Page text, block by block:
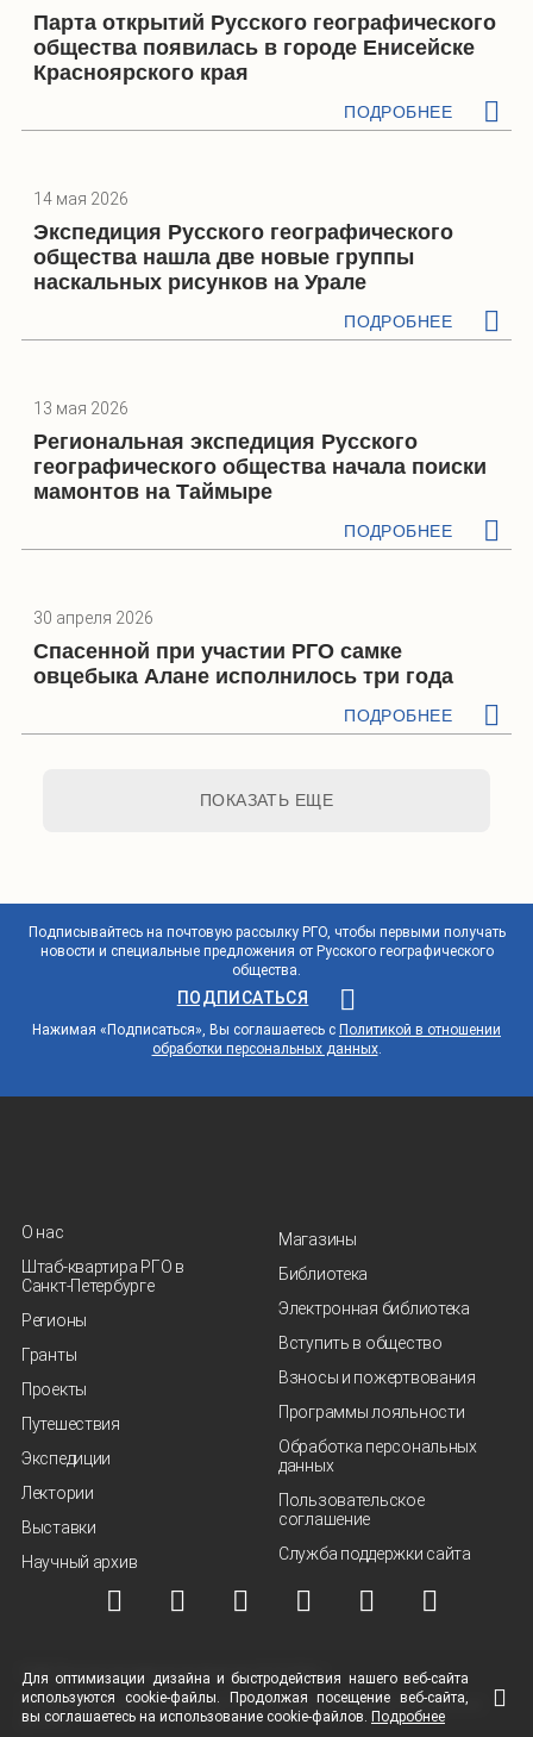
Парта открытий Русского географического
общества появилась в городе Енисейске
Красноярского края
ПОДРОБНЕЕ
14 мая 2026
Экспедиция Русского географического
общества нашла две новые группы
наскальных рисунков на Урале
ПОДРОБНЕЕ
13 мая 2026
Региональная экспедиция Русского
географического общества начала поиски
мамонтов на Таймыре
ПОДРОБНЕЕ
30 апреля 2026
Спасенной при участии РГО самке
овцебыка Алане исполнилось три года
ПОДРОБНЕЕ
ПОКАЗАТЬ ЕЩЕ
Подписывайтесь на почтовую рассылку РГО, чтобы первыми получать
новости и специальные предложения от Русского географического
общества.
ПОДПИСАТЬСЯ
Нажимая «Подписаться», Вы соглашаетесь с Политикой в отношении
обработки персональных данных.
О нас
Штаб-квартира РГО в
Санкт‑Петербурге
Регионы
Гранты
Проекты
Путешествия
Экспедиции
Лектории
Выставки
Научный архив
Магазины
Библиотека
Электронная библиотека
Вступить в общество
Взносы и пожертвования
Программы лояльности
Обработка персональных
данных
Пользовательское
соглашение
Служба поддержки сайта
© ВОО "Русское географическое общество", 2013-2026 г.
Условия использования материалов
Политика защиты и обработки персональных
данных
Для оптимизации дизайна и быстродействия нашего веб-сайта
используются cookie-файлы. Продолжая посещение веб-сайта,
вы соглашаетесь на использование cookie-файлов. Подробнее